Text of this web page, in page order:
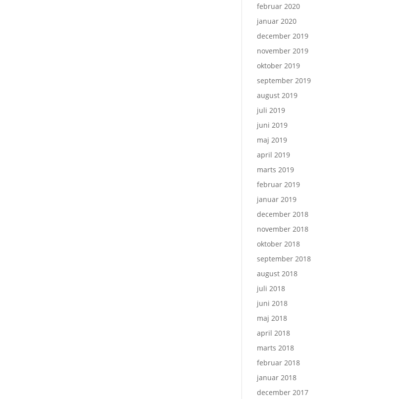
februar 2020
januar 2020
december 2019
november 2019
oktober 2019
september 2019
august 2019
juli 2019
juni 2019
maj 2019
april 2019
marts 2019
februar 2019
januar 2019
december 2018
november 2018
oktober 2018
september 2018
august 2018
juli 2018
juni 2018
maj 2018
april 2018
marts 2018
februar 2018
januar 2018
december 2017